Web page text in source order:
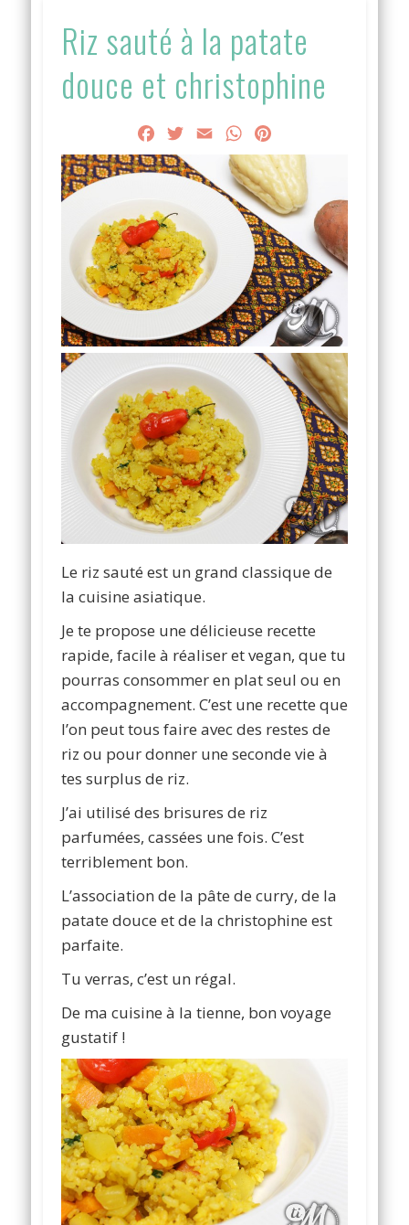
Riz sauté à la patate
douce et christophine
FacebookTwitter
Email WhatsApp
Le riz sauté est un grand classique de
la cuisine asiatique.
Je te propose une délicieuse recette
rapide, facile à réaliser et vegan, que tu
pourras consommer en plat seul ou en
accompagnement. C’est une recette que
l’on peut tous faire avec des restes de
riz ou pour donner une seconde vie à
tes surplus de riz.
J’ai utilisé des brisures de riz
parfumées, cassées une fois. C’est
terriblement bon.
L’association de la pâte de curry, de la
patate douce et de la christophine est
parfaite.
Tu verras, c’est un régal.
De ma cuisine à la tienne, bon voyage
gustatif !